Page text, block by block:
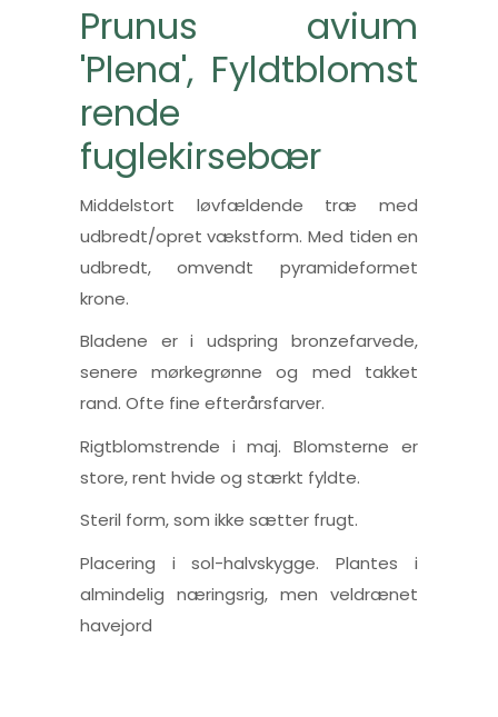
Prunus avium
'Plena', Fyldtblomst
rende
fuglekirsebær
Middelstort løvfældende træ med
udbredt/opret vækstform. Med tiden en
udbredt, omvendt pyramideformet
krone.
Bladene er i udspring bronzefarvede,
senere mørkegrønne og med takket
rand. Ofte fine efterårsfarver.
Rigtblomstrende i maj. Blomsterne er
store, rent hvide og stærkt fyldte.
Steril form, som ikke sætter frugt.
Placering i sol-halvskygge. Plantes i
almindelig næringsrig, men veldrænet
havejord